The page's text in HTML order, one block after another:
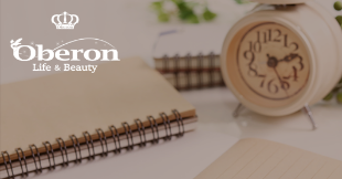
銀座 オベロンについて